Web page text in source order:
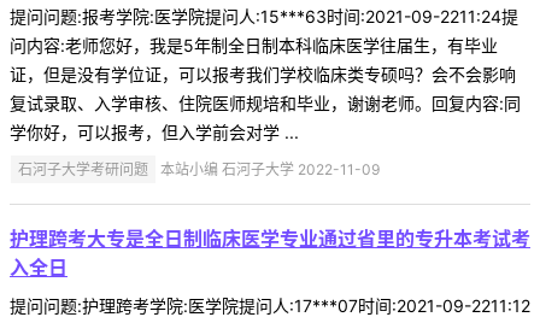
提问问题:报考学院:医学院提问人:15***63时间:2021-09-2211:24提
问内容:老师您好，我是5年制全日制本科临床医学往届生，有毕业
证，但是没有学位证，可以报考我们学校临床类专硕吗？会不会影响
复试录取、入学审核、住院医师规培和毕业，谢谢老师。回复内容:同
学你好，可以报考，但入学前会对学 ...
石河子大学考研问题 本站小编 石河子大学 2022-11-09
护理跨考大专是全日制临床医学专业通过省里的专升本考试考
入全日
提问问题:护理跨考学院:医学院提问人:17***07时间:2021-09-2211:12